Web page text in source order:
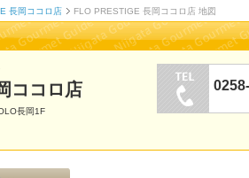
長岡ココロ店 FLO PRESTIGE 長岡ココロ店 地図
ココロ店
長岡1F